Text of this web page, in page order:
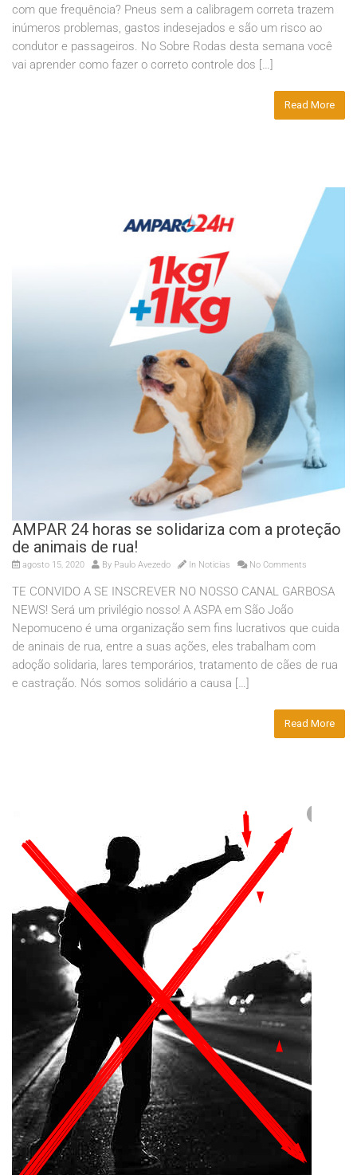
com que frequência? Pneus sem a calibragem correta trazem
inúmeros problemas, gastos indesejados e são um risco ao
condutor e passageiros. No Sobre Rodas desta semana você
vai aprender como fazer o correto controle dos […]
Read More
AMPAR 24 horas se solidariza com a proteção
de animais de rua!
agosto 15, 2020 By Paulo Avezedo In Noticias No Comments
TE CONVIDO A SE INSCREVER NO NOSSO CANAL GARBOSA
NEWS! Será um privilégio nosso! A ASPA em São João
Nepomuceno é uma organização sem fins lucrativos que cuida
de aninais de rua, entre a suas ações, eles trabalham com
adoção solidaria, lares temporários, tratamento de cães de rua
e castração. Nós somos solidário a causa […]
Read More